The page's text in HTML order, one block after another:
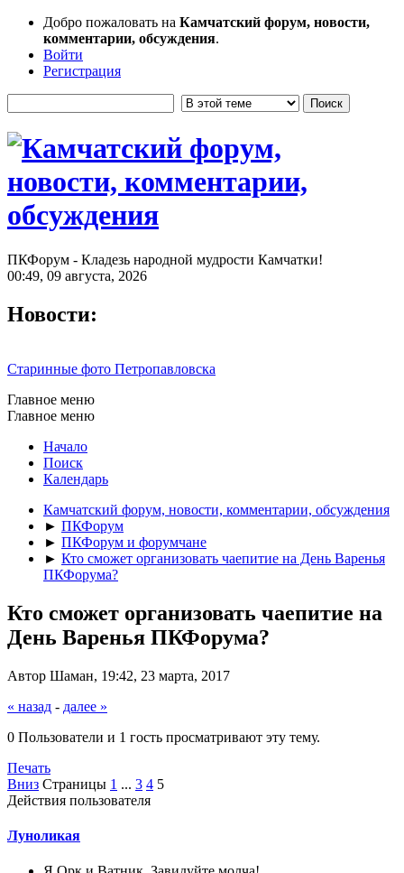
Добро пожаловать на Камчатский форум, новости,
комментарии, обсуждения.
Войти
Регистрация
ПКФорум - Кладезь народной мудрости Камчатки!
00:49, 09 августа, 2026
Новости:
Старинные фото Петропавловска
Главное меню
Главное меню
Начало
Поиск
Календарь
Камчатский форум, новости, комментарии, обсуждения
► ПКФорум
► ПКФорум и форумчане
► Кто сможет организовать чаепитие на День Варенья
ПКФорума?
Кто сможет организовать чаепитие на
День Варенья ПКФорума?
Автор Шаман, 19:42, 23 марта, 2017
« назад - далее »
0 Пользователи и 1 гость просматривают эту тему.
Печать
Вниз Страницы 1 ... 3 4 5
Действия пользователя
Луноликая